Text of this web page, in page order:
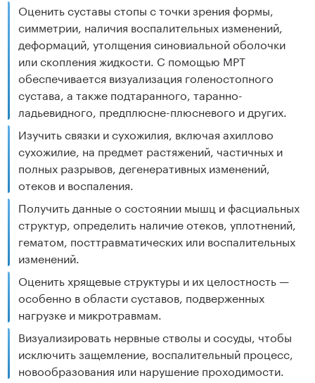
Оценить суставы стопы с точки зрения формы,
симметрии, наличия воспалительных изменений,
деформаций, утолщения синовиальной оболочки
или скопления жидкости. С помощью МРТ
обеспечивается визуализация голеностопного
сустава, а также подтаранного, таранно-
ладьевидного, предплюсне-плюсневого и других.
Изучить связки и сухожилия, включая ахиллово
сухожилие, на предмет растяжений, частичных и
полных разрывов, дегенеративных изменений,
отеков и воспаления.
Получить данные о состоянии мышц и фасциальных
структур, определить наличие отеков, уплотнений,
гематом, посттравматических или воспалительных
изменений.
Оценить хрящевые структуры и их целостность —
особенно в области суставов, подверженных
нагрузке и микротравмам.
Визуализировать нервные стволы и сосуды, чтобы
исключить защемление, воспалительный процесс,
новообразования или нарушение проходимости.